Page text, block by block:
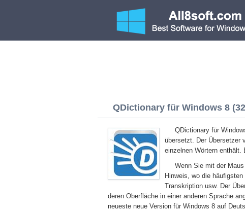
QDictionary für Windows 8
QDictionary für
übersetzt. Der Übersetzer
einzelnen Wörtern
Wenn Sie mit der
Hinweis, wo die
Transkription usw. Der
deren Oberfläche in einer anderen Sprache
neueste neue Version für Windows 8 auf